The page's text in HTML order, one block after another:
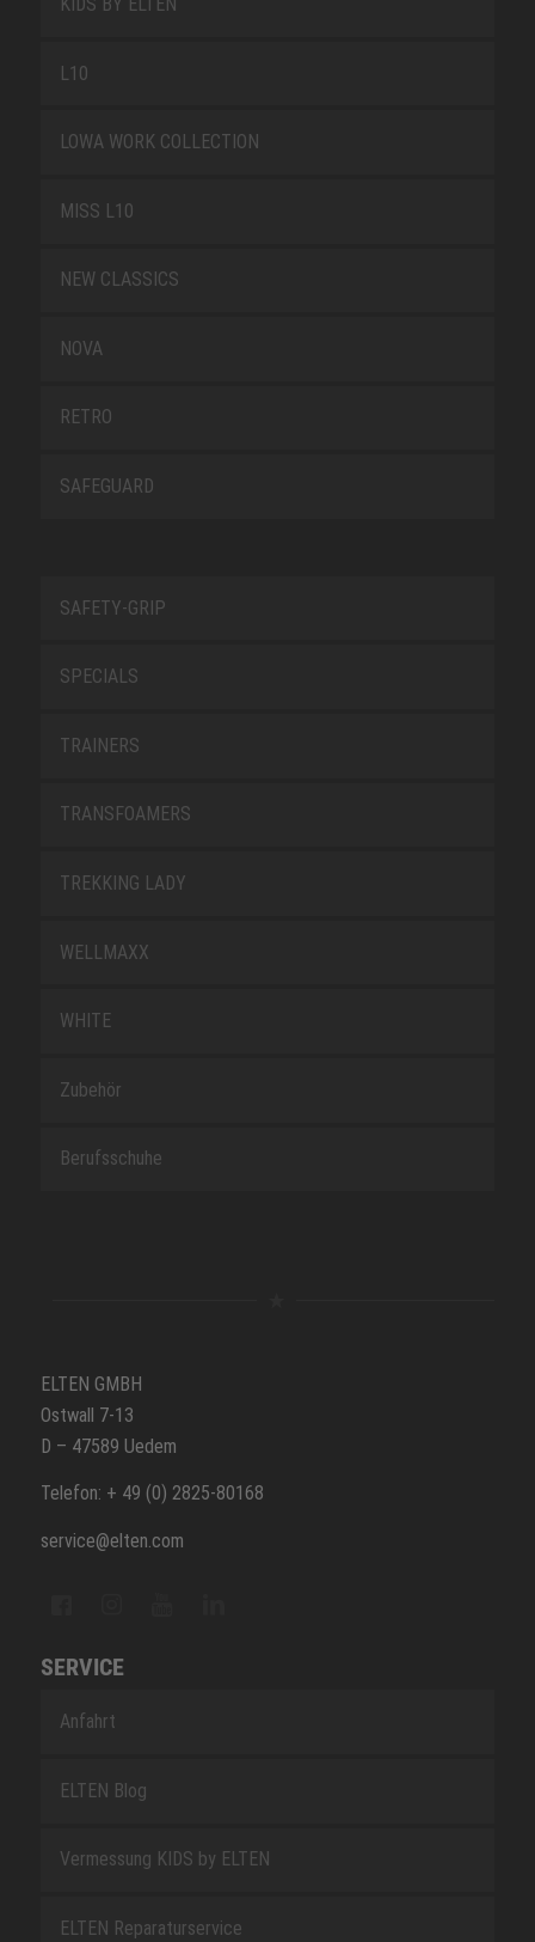
L10
LOWA WORK COLLECTION
MISS L10
NEW CLASSICS
NOVA
RETRO
SAFEGUARD
SAFETY-GRIP
SPECIALS
TRAINERS
TRANSFOAMERS
TREKKING LADY
WELLMAXX
WHITE
Zubehör
Berufsschuhe
ELTEN GMBH
Ostwall 7-13
D – 47589 Uedem
Telefon: + 49 (0) 2825-80168
service@elten.com
SERVICE
Anfahrt
ELTEN Blog
Vermessung KIDS by ELTEN
ELTEN Reparaturservice